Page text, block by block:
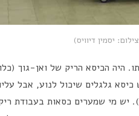
יסמין דיוויס)
היה הכיסא הריק של ואן-גוך
גלגלים שיכול לנוע, אבל
יש מי שמערים כסאות בעבודת